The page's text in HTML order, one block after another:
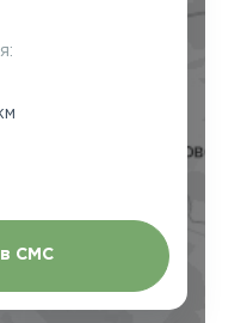
СМС